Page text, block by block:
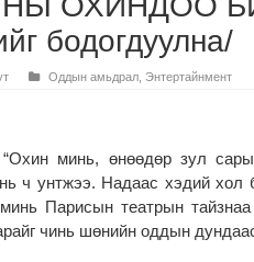
бодогдуулна/
Оддын амьдрал Энтертайнмент
“Охин минь, өнөөдөр зул
ч унтжээ. Надаас хэдий хол
Парисын театрын тайзнаа
чинь шөнийн оддын